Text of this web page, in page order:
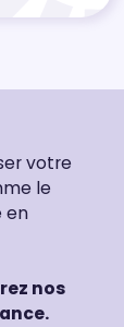
votre
le
en
nos